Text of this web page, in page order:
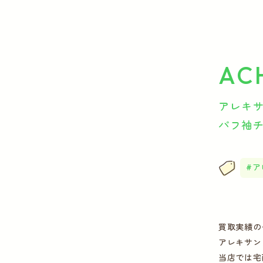
アレキ
パフ袖
買取実績
アレキサ
当店では